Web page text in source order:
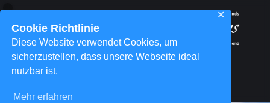
Cookie Richtlinie
Diese Website verwendet Cookies, um
sicherzustellen, dass unsere Webseite ideal
nutzbar ist.
Mehr erfahren
✕